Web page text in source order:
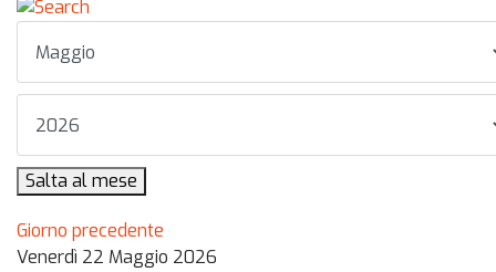
Salta al mese
Giorno precedente
Venerdì 22 Maggio 2026